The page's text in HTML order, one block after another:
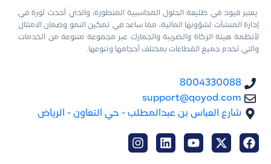
يعتبر قيود في طليعة الحلول المحاسبية المتطورة، والذي أحدث ثورة في
إدارة المنشآت لشؤونها المالية، مما ساعد في تمكين النمو وضمان الامتثال
لأنظمة هيئة الزكاة والضريبة والجمارك عبر مجموعة متنوعة من الخدمات
والتي تخدم جميع القطاعات بمختلف أحجامها وتنوعها.
8004330088
support@qoyod.com
شارع العباس بن عبدالمطلب - حي التعاون - الرياض